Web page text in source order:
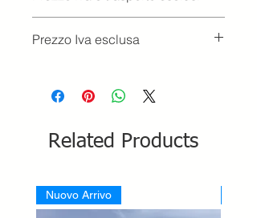
Prezzo Iva esclusa
Related Products
Nuovo Arrivo